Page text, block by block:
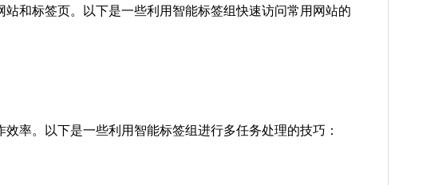
和标签页。以下是一些利用智能标签组快速访问常用网站的
率。以下是一些利用智能标签组进行多任务处理的技巧：